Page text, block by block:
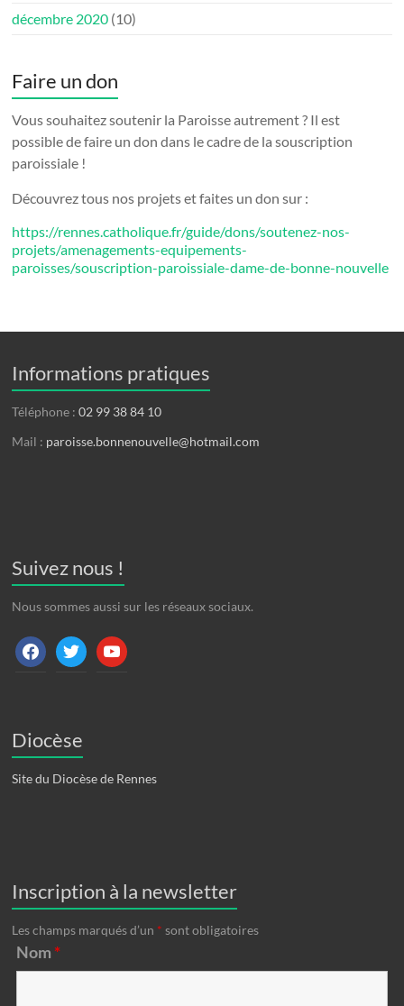
décembre 2020 (10)
Faire un don
Vous souhaitez soutenir la Paroisse autrement ? Il est
possible de faire un don dans le cadre de la souscription
paroissiale !
Découvrez tous nos projets et faites un don sur :
https://rennes.catholique.fr/guide/dons/soutenez-nos-
projets/amenagements-equipements-
paroisses/souscription-paroissiale-dame-de-bonne-nouvelle
Informations pratiques
Téléphone :02 99 38 84 10
Mail : paroisse.bonnenouvelle@hotmail.com
Suivez nous !
Nous sommes aussi sur les réseaux sociaux.
facebooktwitter youtube
Diocèse
Site du Diocèse de Rennes
Inscription à la newsletter
Les champs marqués d’un * sont obligatoires
Nom *